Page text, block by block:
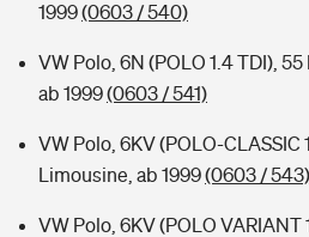
1999(0603 / 540)
VW Polo, 6N (POLO 1.4 TDI),
ab 1999(0603 / 541)
VW Polo, 6KV (POLO-CLASSIC
Limousine, ab 1999(0603 / 543)
VW Polo, 6KV (POLO VARIANT